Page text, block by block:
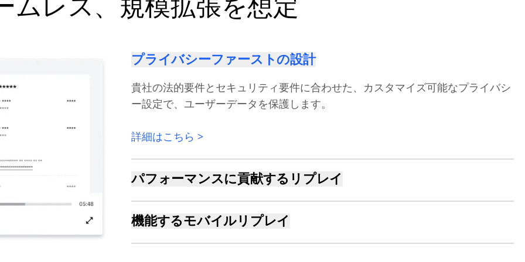
ムレス、規模拡張を想定
プライバシーファーストの設計
貴社の法的要件とセキュリティ要件に合わせた、カスタマイズ可能なプライバシ
ー設定で、ユーザーデータを保護します。
詳細はこちら >
パフォーマンスに貢献するリプレイ
スペリエンスを損なうことなく効率的なランタイムを保証します。
詳細はこちら >
機能するモバイルリプレイ